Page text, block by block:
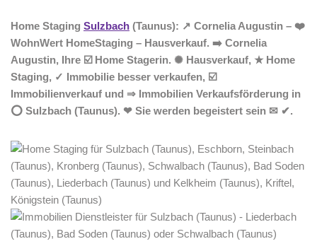
Home Staging Sulzbach (Taunus): ↗️ Cornelia Augustin – ❤️
WohnWert HomeStaging – Hausverkauf. ➡️ Cornelia
Augustin, Ihre ☑️ Home Stagerin. ✺ Hausverkauf, ★ Home
Staging, ✓ Immobilie besser verkaufen, ☑️
Immobilienverkauf und ⇒ Immobilien Verkaufsförderung in
⭕ Sulzbach (Taunus). ❤ Sie werden begeistert sein ✉ ✔.